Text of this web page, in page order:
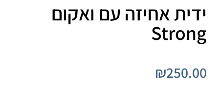
ידית אחיזה עם ואקום
Strong
₪250.00